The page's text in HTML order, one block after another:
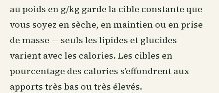
au poids en g/kg garde la cible constante que
vous soyez en sèche, en maintien ou en prise
de masse — seuls les lipides et glucides
varient avec les calories. Les cibles en
pourcentage des calories s’effondrent aux
apports très bas ou très élevés.